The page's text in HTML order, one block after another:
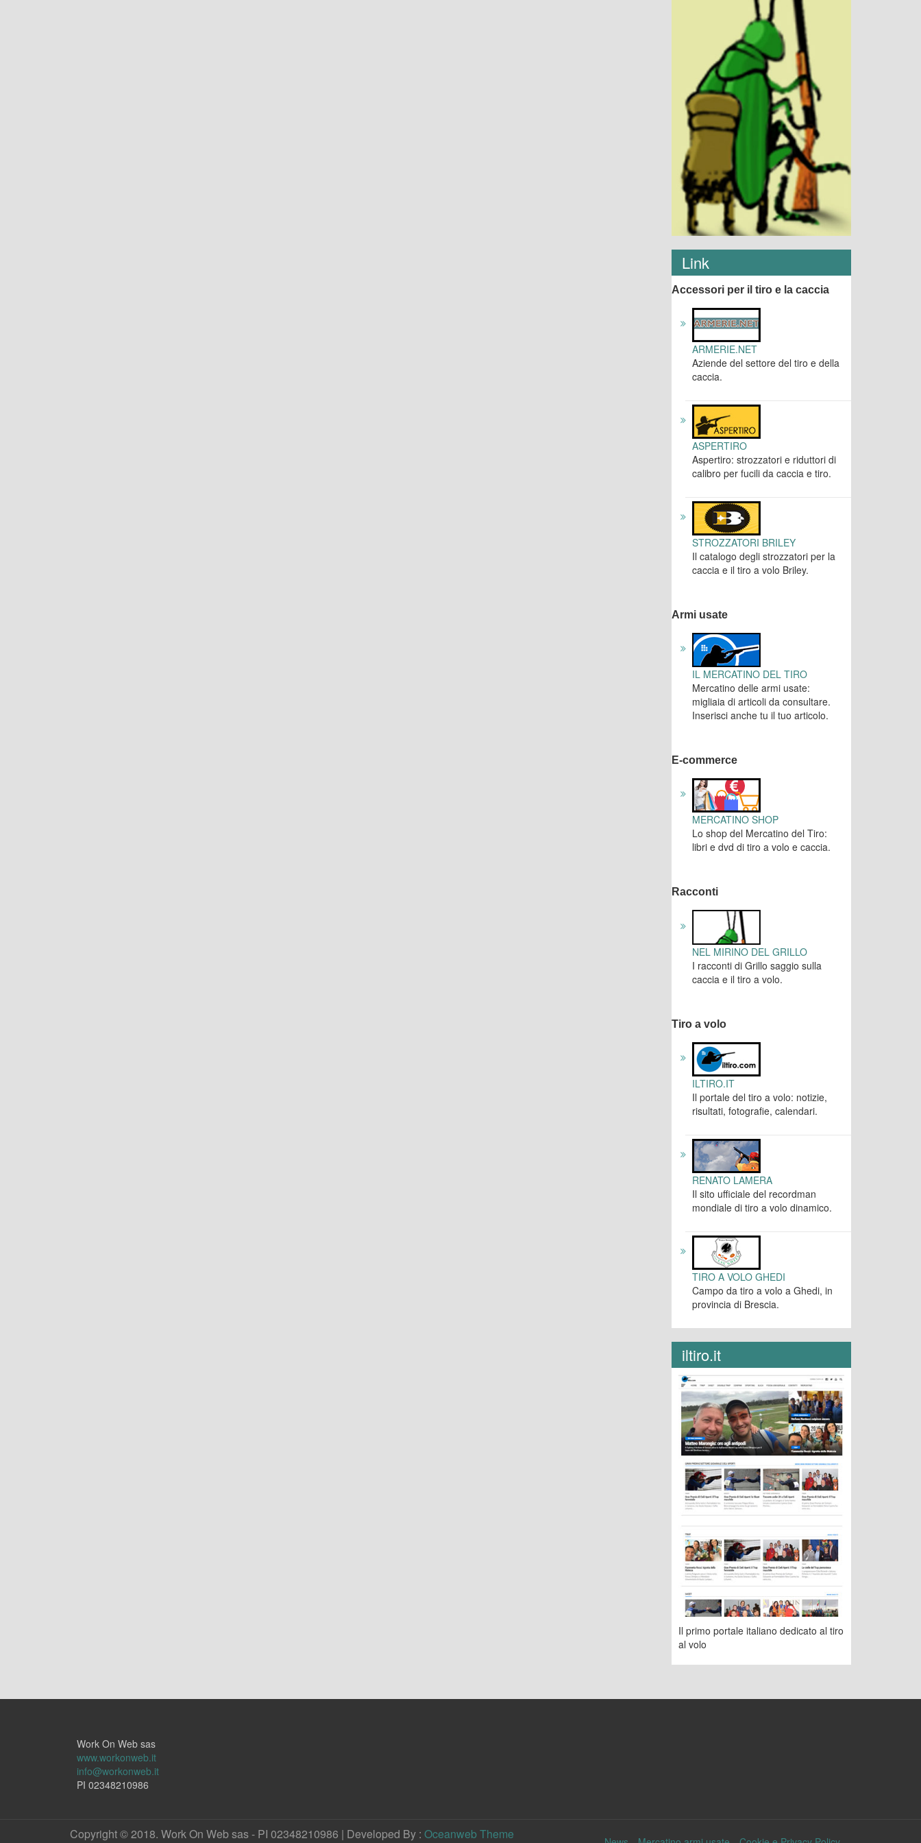
Link
Accessori per il tiro e la caccia
ARMERIE.NET
Aziende del settore del tiro e della
caccia.
ASPERTIRO
Aspertiro: strozzatori e riduttori di
calibro per fucili da caccia e tiro.
STROZZATORI BRILEY
Il catalogo degli strozzatori per la
caccia e il tiro a volo Briley.
Armi usate
IL MERCATINO DEL TIRO
Mercatino delle armi usate:
migliaia di articoli da consultare.
Inserisci anche tu il tuo articolo.
E-commerce
MERCATINO SHOP
Lo shop del Mercatino del Tiro:
libri e dvd di tiro a volo e caccia.
Racconti
NEL MIRINO DEL GRILLO
I racconti di Grillo saggio sulla
caccia e il tiro a volo.
Tiro a volo
ILTIRO.IT
Il portale del tiro a volo: notizie,
risultati, fotografie, calendari.
RENATO LAMERA
Il sito ufficiale del recordman
mondiale di tiro a volo dinamico.
TIRO A VOLO GHEDI
Campo da tiro a volo a Ghedi, in
provincia di Brescia.
iltiro.it
Il primo portale italiano dedicato al tiro
al volo
Work On Web sas
www.workonweb.it
info@workonweb.it
PI 02348210986
Copyright © 2018. Work On Web sas - PI 02348210986 | Developed By : Oceanweb Theme